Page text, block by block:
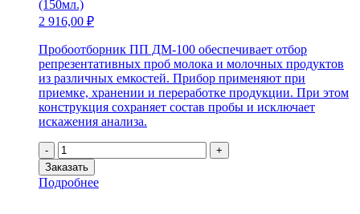
(150мл.)
2 916,00 ₽
Пробоотборник ПП ДМ-100 обеспечивает отбор
репрезентативных проб молока и молочных продуктов
из различных емкостей. Прибор применяют при
приемке, хранении и переработке продукции. При этом
конструкция сохраняет состав пробы и исключает
искажения анализа.
-
Количество
товара
Пробоотборник
пищевой
+
Заказать
Подробнее